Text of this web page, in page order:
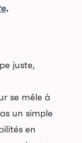
.
juste,
se mêle à
un simple
en